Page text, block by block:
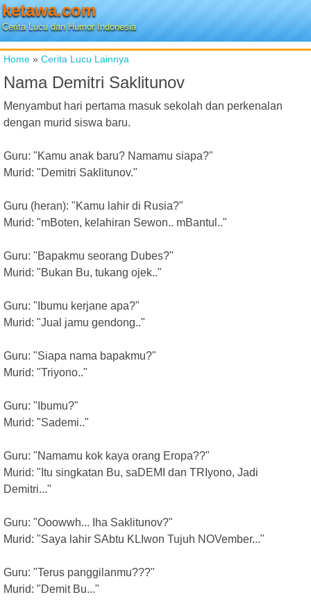
ketawa.com
Cerita Lucu dan Humor Indonesia
Home » Cerita Lucu Lainnya
Nama Demitri Saklitunov
Menyambut hari pertama masuk sekolah dan perkenalan
dengan murid siswa baru.
Guru: "Kamu anak baru? Namamu siapa?"
Murid: "Demitri Saklitunov."
Guru (heran): "Kamu lahir di Rusia?"
Murid: "mBoten, kelahiran Sewon.. mBantul.."
Guru: "Bapakmu seorang Dubes?"
Murid: "Bukan Bu, tukang ojek.."
Guru: "Ibumu kerjane apa?"
Murid: "Jual jamu gendong.."
Guru: "Siapa nama bapakmu?"
Murid: "Triyono.."
Guru: "Ibumu?"
Murid: "Sademi.."
Guru: "Namamu kok kaya orang Eropa??"
Murid: "Itu singkatan Bu, saDEMI dan TRIyono, Jadi
Demitri..."
Guru: "Ooowwh... Iha Saklitunov?"
Murid: "Saya lahir SAbtu KLIwon Tujuh NOVember..."
Guru: "Terus panggilanmu???"
Murid: "Demit Bu..."